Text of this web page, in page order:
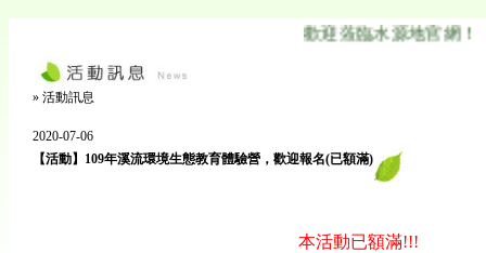
» 活動訊息
2020-07-06
【活動】109年溪流環境生態教育體驗營，歡迎報名(已額滿)
本活動已額滿!!!